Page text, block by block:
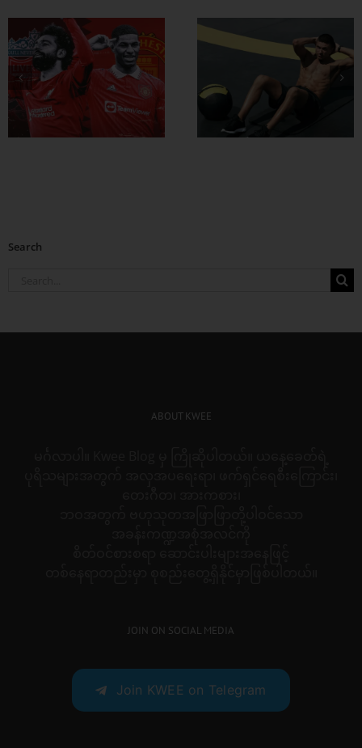
ထိထိရောက်ရောက်
ဗိုက်ခေါက် အဆီ
တွေ ချဖို့
Search
ABOUT KWEE
JOIN ON SOCIAL MEDIA
Join KWEE on Telegram